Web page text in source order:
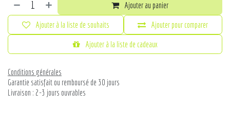
Ajouter au panier
Ajouter pour comparer
Ajouter à la liste de cadeaux
Ajouter à la liste de souhaits
Conditions générales
Garantie satisfait ou remboursé de 30 jours
Livraison : 2-3 jours ouvrables